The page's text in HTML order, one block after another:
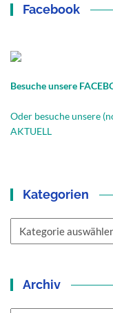
Facebook
Besuche unsere
Oder besuche unsere
AKTUELL
Kategorien
Archiv